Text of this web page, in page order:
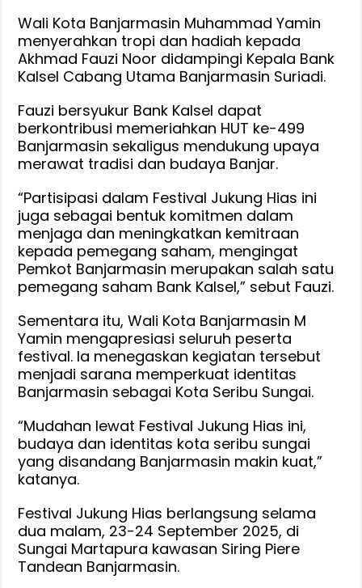
Wali Kota Banjarmasin Muhammad Yamin
menyerahkan tropi dan hadiah kepada
Akhmad Fauzi Noor didampingi Kepala Bank
Kalsel Cabang Utama Banjarmasin Suriadi.
Fauzi bersyukur Bank Kalsel dapat
berkontribusi memeriahkan HUT ke-499
Banjarmasin sekaligus mendukung upaya
merawat tradisi dan budaya Banjar.
“Partisipasi dalam Festival Jukung Hias ini
juga sebagai bentuk komitmen dalam
menjaga dan meningkatkan kemitraan
kepada pemegang saham, mengingat
Pemkot Banjarmasin merupakan salah satu
pemegang saham Bank Kalsel,” sebut Fauzi.
Sementara itu, Wali Kota Banjarmasin M
Yamin mengapresiasi seluruh peserta
festival. Ia menegaskan kegiatan tersebut
menjadi sarana memperkuat identitas
Banjarmasin sebagai Kota Seribu Sungai.
“Mudahan lewat Festival Jukung Hias ini,
budaya dan identitas kota seribu sungai
yang disandang Banjarmasin makin kuat,”
katanya.
Festival Jukung Hias berlangsung selama
dua malam, 23-24 September 2025, di
Sungai Martapura kawasan Siring Piere
Tandean Banjarmasin.